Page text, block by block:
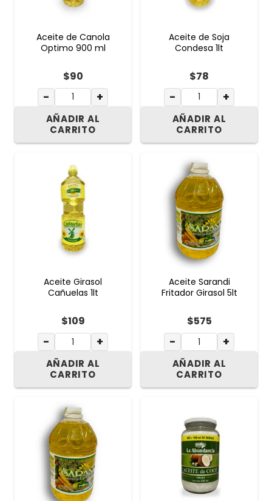
Aceite de Canola
Optimo 900 ml
$90
− +
AÑADIR AL
CARRITO
Aceite de Soja
Condesa 1lt
$78
− +
AÑADIR AL
CARRITO
Aceite Girasol
Cañuelas 1lt
$109
− +
AÑADIR AL
CARRITO
Aceite Sarandi
Fritador Girasol 5lt
$575
− +
AÑADIR AL
CARRITO